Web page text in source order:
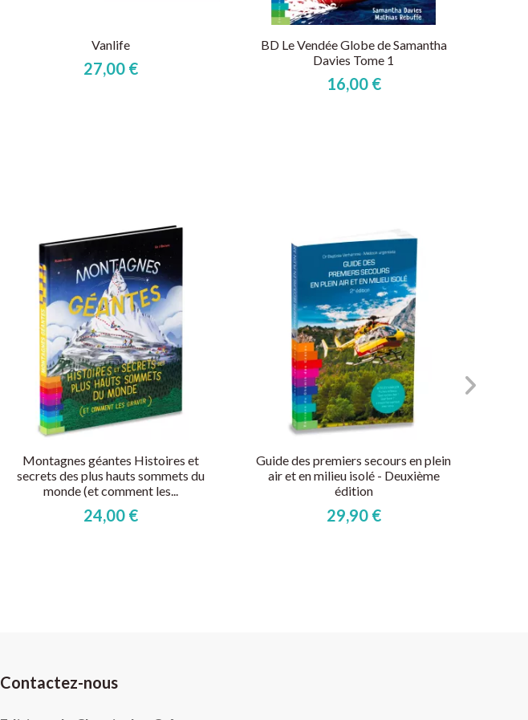
Vanlife
27,00 €
BD Le Vendée Globe de Samantha
Davies Tome 1
16,00 €
Montagnes géantes Histoires et
secrets des plus hauts sommets du
monde (et comment les...
24,00 €
Guide des premiers secours en plein
air et en milieu isolé - Deuxième
édition
29,90 €
Contactez-nous